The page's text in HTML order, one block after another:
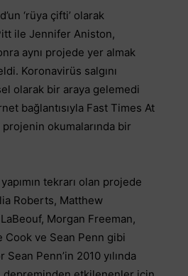
‘rüya çifti’ olarak
ile Jennifer Aniston,
aynı projede yer almak
Koronavirüs salgını
olarak bir araya gelemedi
bağlantısıyla Fast Times At
okumalarında bir
tekrarı olan projede
Roberts, Matthew
Morgan Freeman,
Cook ve Sean Penn gibi
Sean Penn’in 2010 yılında